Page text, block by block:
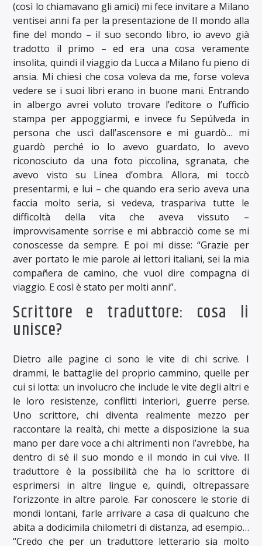
(così lo chiamavano gli amici) mi fece invitare a Milano
ventisei anni fa per la presentazione de Il mondo alla
fine del mondo – il suo secondo libro, io avevo già
tradotto il primo – ed era una cosa veramente
insolita, quindi il viaggio da Lucca a Milano fu pieno di
ansia. Mi chiesi che cosa voleva da me, forse voleva
vedere se i suoi libri erano in buone mani. Entrando
in albergo avrei voluto trovare l’editore o l’ufficio
stampa per appoggiarmi, e invece fu Sepúlveda in
persona che uscì dall’ascensore e mi guardò… mi
guardò perché io lo avevo guardato, lo avevo
riconosciuto da una foto piccolina, sgranata, che
avevo visto su Linea d’ombra. Allora, mi toccò
presentarmi, e lui – che quando era serio aveva una
faccia molto seria, si vedeva, traspariva tutte le
difficoltà della vita che aveva vissuto –
improvvisamente sorrise e mi abbracciò come se mi
conoscesse da sempre. E poi mi disse: “Grazie per
aver portato le mie parole ai lettori italiani, sei la mia
compañera de camino, che vuol dire compagna di
viaggio. E così è stato per molti anni”.
Scrittore e traduttore: cosa li
unisce?
Dietro alle pagine ci sono le vite di chi scrive. I
drammi, le battaglie del proprio cammino, quelle per
cui si lotta: un involucro che include le vite degli altri e
le loro resistenze, conflitti interiori, guerre perse.
Uno scrittore, chi diventa realmente mezzo per
raccontare la realtà, chi mette a disposizione la sua
mano per dare voce a chi altrimenti non l’avrebbe, ha
dentro di sé il suo mondo e il mondo in cui vive. Il
traduttore è la possibilità che ha lo scrittore di
esprimersi in altre lingue e, quindi, oltrepassare
l’orizzonte in altre parole. Far conoscere le storie di
mondi lontani, farle arrivare a casa di qualcuno che
abita a dodicimila chilometri di distanza, ad esempio…
“Credo che per un traduttore letterario sia molto